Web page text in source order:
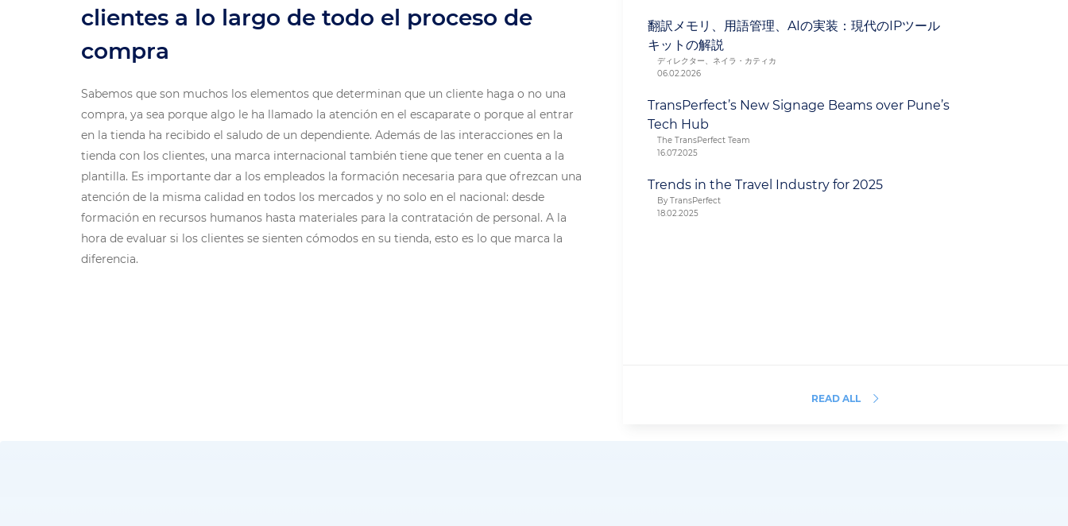
clientes a lo largo de todo el proceso de
compra
Sabemos que son muchos los elementos que determinan que un cliente haga o no una
compra, ya sea porque algo le ha llamado la atención en el escaparate o porque al entrar
en la tienda ha recibido el saludo de un dependiente. Además de las interacciones en la
tienda con los clientes, una marca internacional también tiene que tener en cuenta a la
plantilla. Es importante dar a los empleados la formación necesaria para que ofrezcan una
atención de la misma calidad en todos los mercados y no solo en el nacional: desde
formación en recursos humanos hasta materiales para la contratación de personal. A la
hora de evaluar si los clientes se sienten cómodos en su tienda, esto es lo que marca la
diferencia.
翻訳メモリ、用語管理、AIの実装：現代のIPツール
キットの解説
ディレクター、ネイラ・カティカ
06.02.2026
TransPerfect’s New Signage Beams over Pune’s
Tech Hub
The TransPerfect Team
16.07.2025
Trends in the Travel Industry for 2025
By TransPerfect
18.02.2025
READ ALL